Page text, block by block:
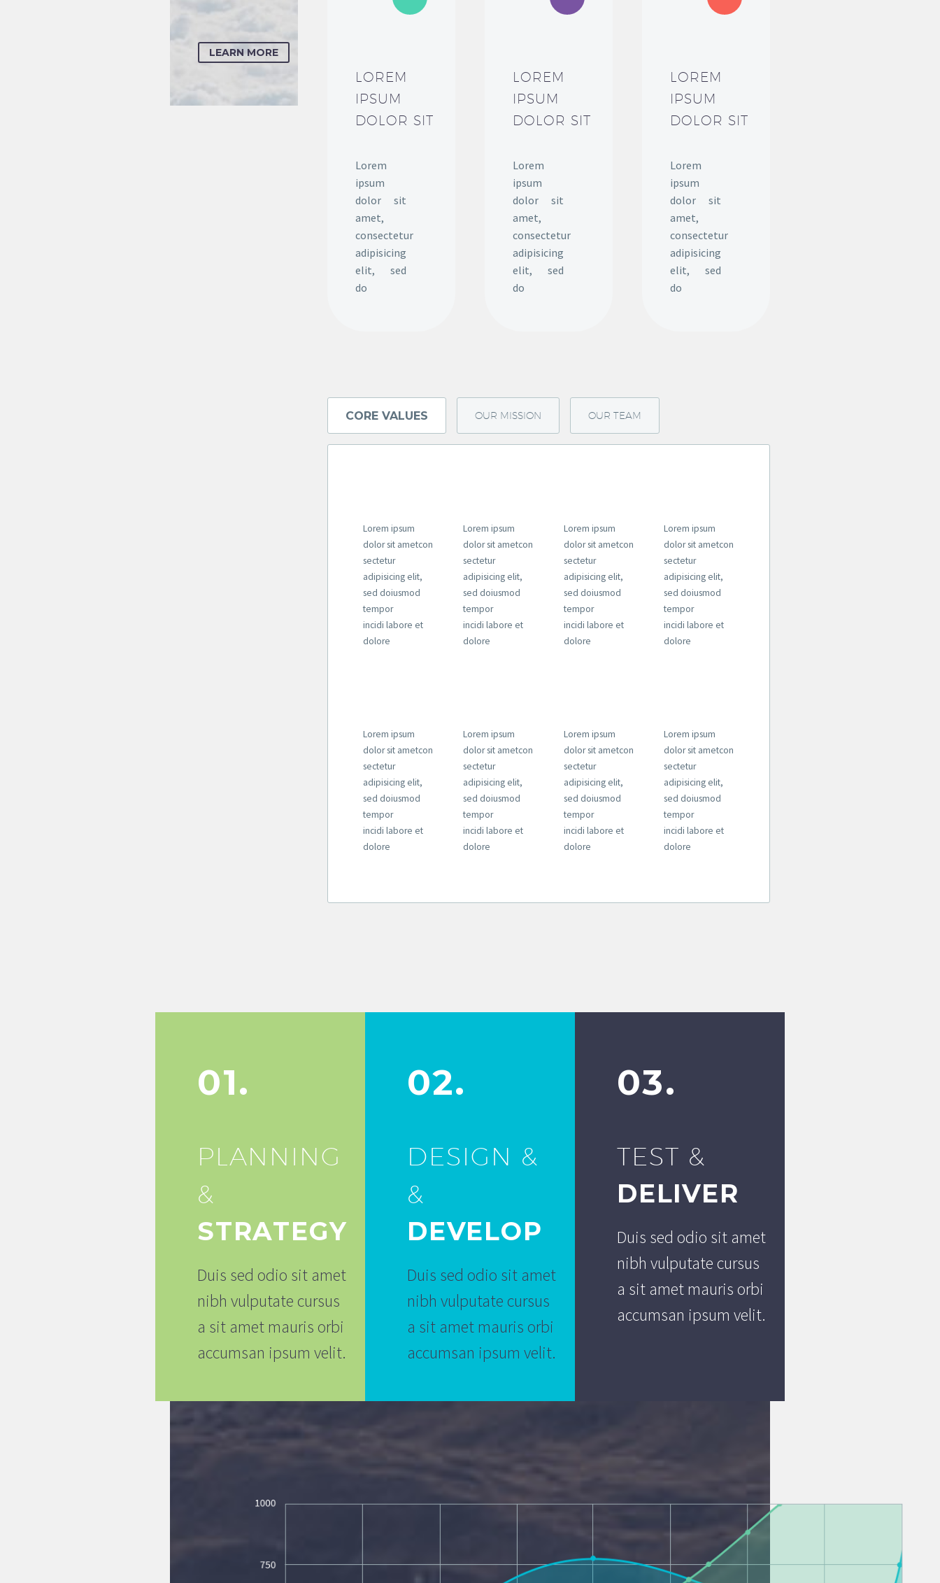
LEARN MORE
LOREM
IPSUM
DOLOR SIT
Lorem
ipsum
dolor sit
amet,
consectetur
adipisicing
elit, sed
do
LOREM
IPSUM
DOLOR SIT
Lorem
ipsum
dolor sit
amet,
consectetur
adipisicing
elit, sed
do
LOREM
IPSUM
DOLOR SIT
Lorem
ipsum
dolor sit
amet,
consectetur
adipisicing
elit, sed
do
CORE VALUES OUR MISSION OUR TEAM
Lorem ipsum
dolor sit ametcon
sectetur
adipisicing elit,
sed doiusmod
tempor
incidi labore et
dolore
Lorem ipsum
dolor sit ametcon
sectetur
adipisicing elit,
sed doiusmod
tempor
incidi labore et
dolore
Lorem ipsum
dolor sit ametcon
sectetur
adipisicing elit,
sed doiusmod
tempor
incidi labore et
dolore
Lorem ipsum
dolor sit ametcon
sectetur
adipisicing elit,
sed doiusmod
tempor
incidi labore et
dolore
Lorem ipsum
dolor sit ametcon
sectetur
adipisicing elit,
sed doiusmod
tempor
incidi labore et
dolore
Lorem ipsum
dolor sit ametcon
sectetur
adipisicing elit,
sed doiusmod
tempor
incidi labore et
dolore
Lorem ipsum
dolor sit ametcon
sectetur
adipisicing elit,
sed doiusmod
tempor
incidi labore et
dolore
Lorem ipsum
dolor sit ametcon
sectetur
adipisicing elit,
sed doiusmod
tempor
incidi labore et
dolore
01.
PLANNING
&
STRATEGY
Duis sed odio sit amet
nibh vulputate cursus
a sit amet mauris orbi
accumsan ipsum velit.
02.
DESIGN &
&
DEVELOP
Duis sed odio sit amet
nibh vulputate cursus
a sit amet mauris orbi
accumsan ipsum velit.
03.
TEST &
DELIVER
Duis sed odio sit amet
nibh vulputate cursus
a sit amet mauris orbi
accumsan ipsum velit.